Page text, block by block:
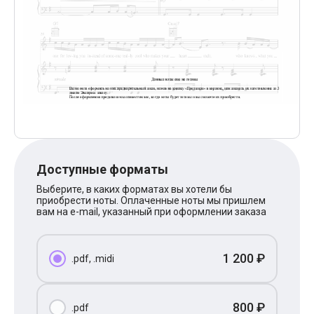
XOLIDAYBOY
Ваня Дмитриенко
Анна Герман
Полина Гагарина
Монеточка
Ласковый Май
Тату
Макс Корж
Алена Швец
Michael Jackson
Modern Talking
Руки Вверх
Юрий Шатунов
Мария Чайковская
Доступные форматы
Выберите, в каких форматах вы хотели бы
приобрести ноты. Оплаченные ноты мы пришлем
вам на e-mail, указанный при оформлении заказа
.pdf, .midi 1 200 ₽
.pdf 800 ₽